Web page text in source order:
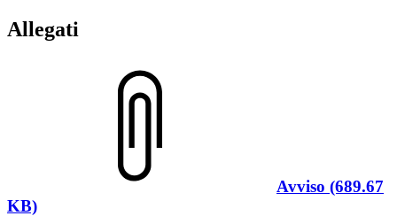
Allegati
Avviso (689.67
KB)